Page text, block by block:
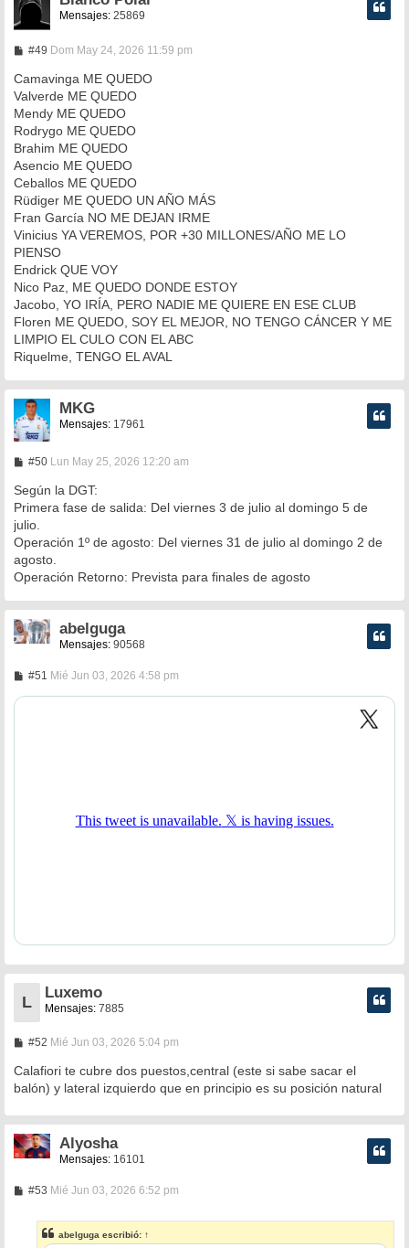
Mensajes: 25869
#49M
n
a
j
e
Dom May 24, 2026 11:59 pm
Camavinga ME QUEDO
Valverde ME QUEDO
Mendy ME QUEDO
Rodrygo ME QUEDO
Brahim ME QUEDO
Asencio ME QUEDO
Ceballos ME QUEDO
Rüdiger ME QUEDO UN AÑO MÁS
Fran García NO ME DEJAN IRME
Vinicius YA VEREMOS, POR +30 MILLONES/AÑO ME LO
PIENSO
Endrick QUE VOY
Nico Paz, ME QUEDO DONDE ESTOY
Jacobo, YO IRÍA, PERO NADIE ME QUIERE EN ESE CLUB
Floren ME QUEDO, SOY EL MEJOR, NO TENGO CÁNCER Y ME
LIMPIO EL CULO CON EL ABC
Riquelme, TENGO EL AVAL
MKG
Mensajes: 17961
#50M
n
a
e
Lun May 25, 2026 12:20 am
Según la DGT:
Primera fase de salida: Del viernes 3 de julio al domingo 5 de
julio.
Operación 1º de agosto: Del viernes 31 de julio al domingo 2 de
agosto.
Operación Retorno: Prevista para finales de agosto
abelguga
Mensajes: 90568
#51 M
n
Mié Jun 03, 2026 4:58 pm
L
Luxemo
Mensajes: 7885
#52M
n
s
a
e
Mié Jun 03, 2026 5:04 pm
Calafiori te cubre dos puestos,central (este si sabe sacar el
balón) y lateral izquierdo que en principio es su posición natural
Alyosha
Mensajes: 16101
#53M
s
a
Mié Jun 03, 2026 6:52 pm
abelguga escribió: ↑